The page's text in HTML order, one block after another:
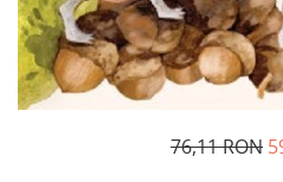
Carte scolara
Dictionare de limba romana
Ghiduri de conversatie
Invatamant gimnazial
Invatarea limbilor straine
76,11 RON